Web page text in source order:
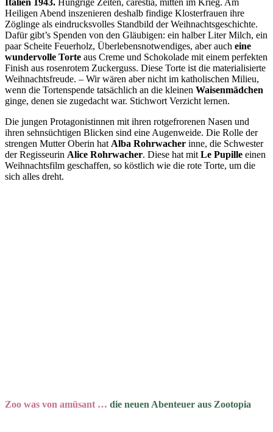
Italien 1943. Hungrige Zeiten, carestia, mitten im Krieg. Am
Heiligen Abend inszenieren deshalb findige Klosterfrauen ihre
Zöglinge als eindrucksvolles Standbild der Weihnachtsgeschichte.
Dafür gibt’s Spenden von den Gläubigen: ein halber Liter Milch, ein
paar Scheite Feuerholz, Überlebensnotwendiges, aber auch eine
wundervolle Torte aus Creme und Schokolade mit einem perfekten
Finish aus rosenrotem Zuckerguss. Diese Torte ist die materialisierte
Weihnachtsfreude. – Wir wären aber nicht im katholischen Milieu,
wenn die Tortenspende tatsächlich an die kleinen Waisenmädchen
ginge, denen sie zugedacht war. Stichwort Verzicht lernen.
Die jungen Protagonistinnen mit ihren rotgefrorenen Nasen und
ihren sehnsüchtigen Blicken sind eine Augenweide. Die Rolle der
strengen Mutter Oberin hat Alba Rohrwacher inne, die Schwester
der Regisseurin Alice Rohrwacher. Diese hat mit Le Pupille einen
Weihnachtsfilm geschaffen, so köstlich wie die rote Torte, um die
sich alles dreht.
Zoo was von amüsant … die neuen Abenteuer aus Zootopia